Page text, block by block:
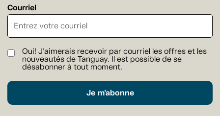
Courriel
Oui! J'aimerais recevoir par courriel les offres et les
nouveautés de Tanguay. Il est possible de se
désabonner à tout moment.
Je m'abonne